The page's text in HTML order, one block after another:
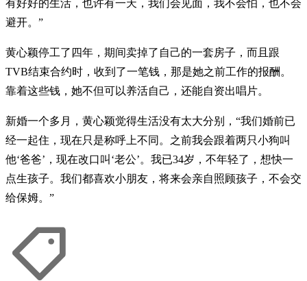
有好好的生活，也许有一天，我们会见面，我不会怕，也不会
避开。”
黄心颖停工了四年，期间卖掉了自己的一套房子，而且跟
TVB结束合约时，收到了一笔钱，那是她之前工作的报酬。
靠着这些钱，她不但可以养活自己，还能自资出唱片。
新婚一个多月，黄心颖觉得生活没有太大分别，“我们婚前已
经一起住，现在只是称呼上不同。之前我会跟着两只小狗叫
他‘爸爸’，现在改口叫‘老公’。我已34岁，不年轻了，想快一
点生孩子。我们都喜欢小朋友，将来会亲自照顾孩子，不会交
给保姆。”